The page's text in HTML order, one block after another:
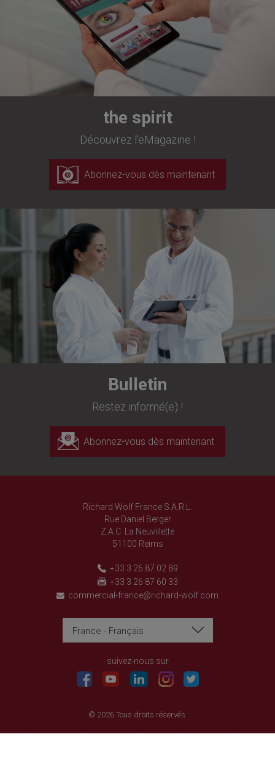
the spirit
Découvrez l'eMagazine !
Abonnez-vous dès maintenant
Bulletin
Restez informé(e) !
Abonnez-vous dès maintenant
Richard Wolf France S.A.R.L.
Rue Daniel Berger
Z.A.C. La Neuvillette
51100 Reims
+33 3 26 87 02 89
+33 3 26 87 60 33
commercial-france@richard-wolf.com
France - Français
suivez-nous sur
© 2026 Tous droits réservés.
Politique relative à la protection de la vie privée
Mentions légales